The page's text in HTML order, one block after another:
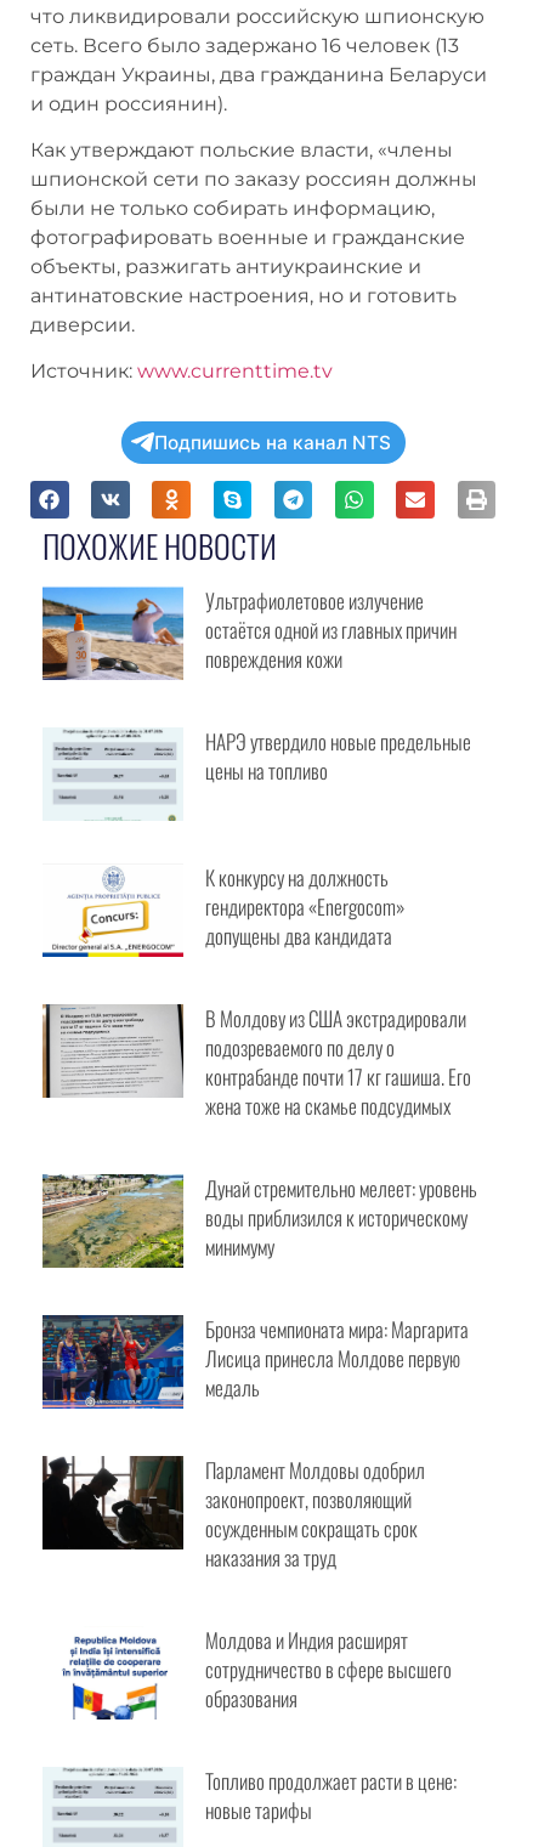
что ликвидировали российскую шпионскую
сеть. Всего было задержано 16 человек (13
граждан Украины, два гражданина Беларуси
и один россиянин).
Как утверждают польские власти, «члены
шпионской сети по заказу россиян должны
были не только собирать информацию,
фотографировать военные и гражданские
объекты, разжигать антиукраинские и
антинатовские настроения, но и готовить
диверсии.
Источник: www.currenttime.tv
Подпишись на канал NTS
ПОХОЖИЕ НОВОСТИ
Ультрафиолетовое излучение
остаётся одной из главных причин
повреждения кожи
НАРЭ утвердило новые предельные
цены на топливо
К конкурсу на должность
гендиректора «Energocom»
допущены два кандидата
В Молдову из США экстрадировали
подозреваемого по делу о
контрабанде почти 17 кг гашиша. Его
жена тоже на скамье подсудимых
Дунай стремительно мелеет: уровень
воды приблизился к историческому
минимуму
Бронза чемпионата мира: Маргарита
Лисица принесла Молдове первую
медаль
Парламент Молдовы одобрил
законопроект, позволяющий
осужденным сокращать срок
наказания за труд
Молдова и Индия расширят
сотрудничество в сфере высшего
образования
Топливо продолжает расти в цене:
новые тарифы
Просмотреть результаты